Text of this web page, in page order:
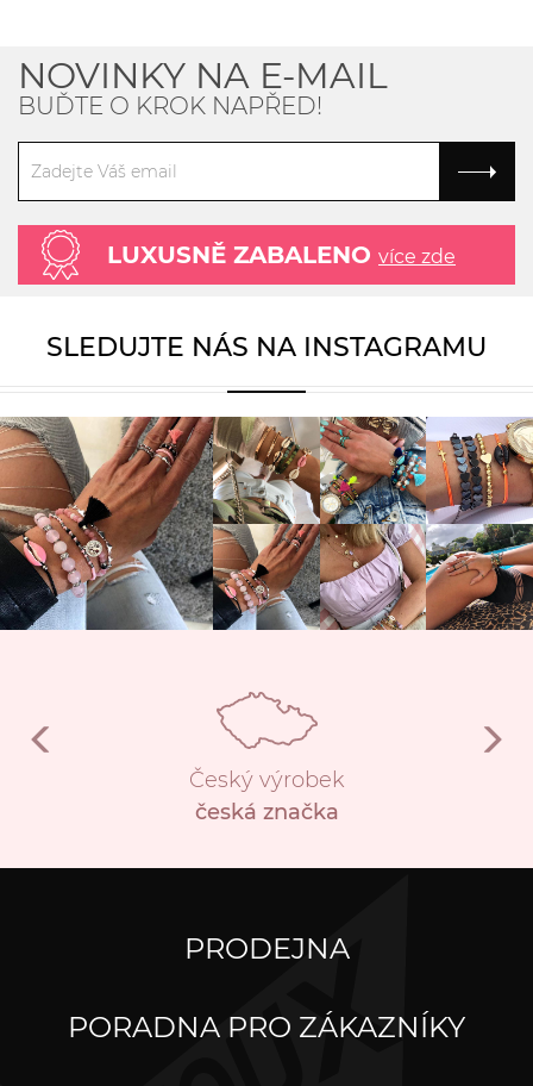
NOVINKY NA E-MAIL
BUĎTE O KROK NAPŘED!
LUXUSNĚ ZABALENO více zde
SLEDUJTE NÁS NA INSTAGRAMU
Český výrobek
česká značka
PRODEJNA
PORADNA PRO ZÁKAZNÍKY